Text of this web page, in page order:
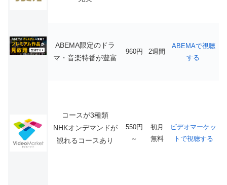
ABEMA限定のドラ
マ・音楽特番が豊富
960円 2週間
ABEMAで視聴
する
コースが3種類
NHKオンデマンドが
観れるコースあり
550円
～
初月
無料
ビデオマーケッ
トで視聴する